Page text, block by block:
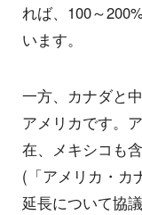
れば、100～
います。
一方、カナダと
アメリカです。
在、メキシコも
(「アメリカ・カ
延長について協